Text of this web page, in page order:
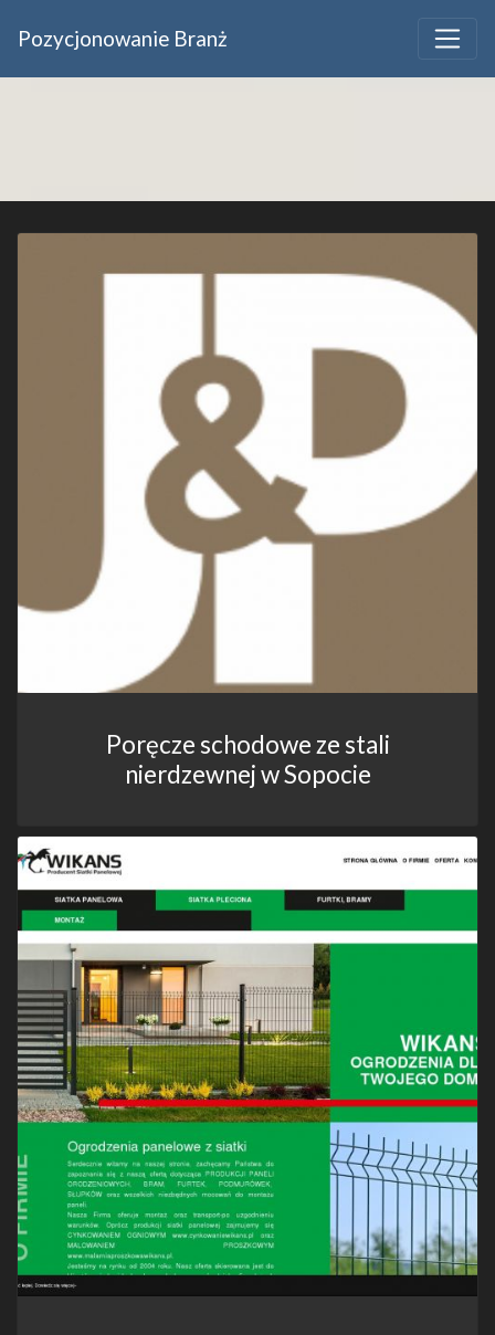
Pozycjonowanie Branż
Poręcze schodowe ze stali
nierdzewnej w Sopocie